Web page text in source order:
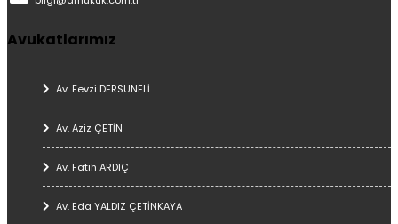
Avukatlarımız
Av. Fevzi DERSUNELİ
Av. Aziz ÇETİN
Av. Fatih ARDIÇ
Av. Eda YALDIZ ÇETİNKAYA